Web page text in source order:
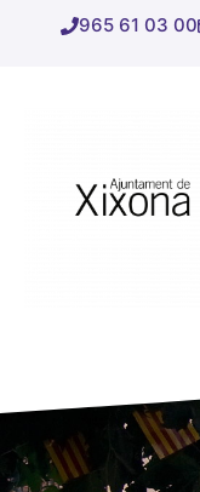
965 61 03 00